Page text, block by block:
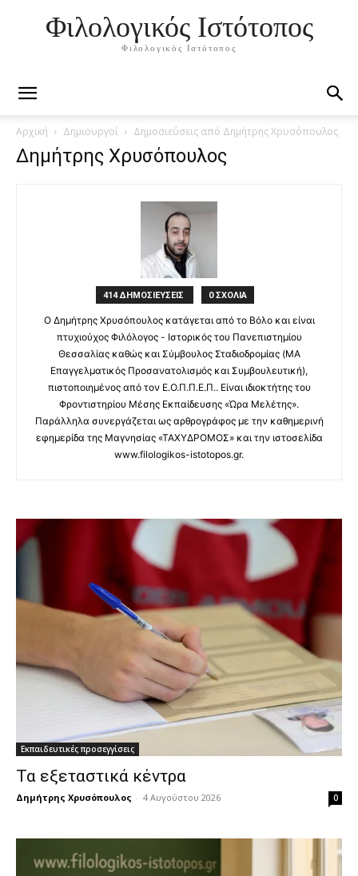
Φιλολογικός Ιστότοπος
Φιλολογικός Ιστότοπος
Αρχική Δημιουργοί Δημοσιεύσεις από Δημήτρης Χρυσόπουλος
Δημήτρης Χρυσόπουλος
414 ΔΗΜΟΣΙΕΥΣΕΙΣ 0 ΣΧΟΛΙΑ
Ο Δημήτρης Χρυσόπουλος κατάγεται από το Βόλο και είναι
πτυχιούχος Φιλόλογος - Ιστορικός του Πανεπιστημίου
Θεσσαλίας καθώς και Σύμβουλος Σταδιοδρομίας (MA
Επαγγελματικός Προσανατολισμός και Συμβουλευτική),
πιστοποιημένος από τον Ε.Ο.Π.Π.Ε.Π.. Είναι ιδιοκτήτης του
Φροντιστηρίου Μέσης Εκπαίδευσης «Ώρα Μελέτης».
Παράλληλα συνεργάζεται ως αρθρογράφος με την καθημερινή
εφημερίδα της Μαγνησίας «ΤΑΧΥΔΡΟΜΟΣ» και την ιστοσελίδα
www.filologikos-istotopos.gr.
Εκπαιδευτικές προσεγγίσεις
Τα εξεταστικά κέντρα
Δημήτρης Χρυσόπουλος - 4 Αυγούστου 2026 0